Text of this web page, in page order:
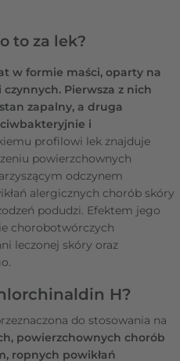
to za lek?
w formie maści, oparty na
Pierwsza z nich
zapalny, a druga
i
profilowi lek znajduje
powierzchownych
odczynem
alergicznych chorób skóry
podudzi. Efektem jego
chorobotwórczych
leczonej skóry oraz
H?
do stosowania na
powierzchownych chorób
ropnych powikłań